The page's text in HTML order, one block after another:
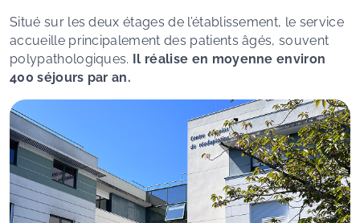
Situé sur les deux étages de l’établissement, le service
accueille principalement des patients âgés, souvent
polypathologiques. Il réalise en moyenne environ
400 séjours par an.